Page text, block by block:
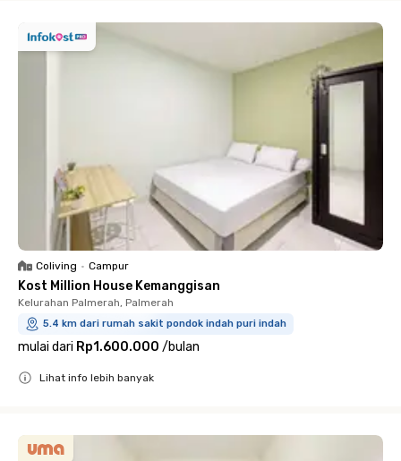
Coliving • Campur
Kost Million House Kemanggisan
Kelurahan Palmerah, Palmerah
5.4 km dari rumah sakit pondok indah puri indah
mulai dari Rp1.600.000 /bulan
Lihat info lebih banyak